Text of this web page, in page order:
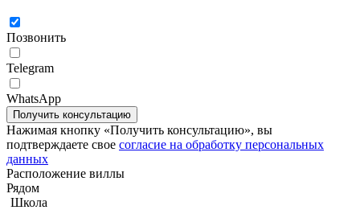
Позвонить
Telegram
WhatsApp
Нажимая кнопку «Получить консультацию», вы
подтверждаете свое согласие на обработку персональных
данных
Расположение виллы
Вилла с 4-мя спальнями 202м2 в PYCHE Pattaya
Рядом
Школа